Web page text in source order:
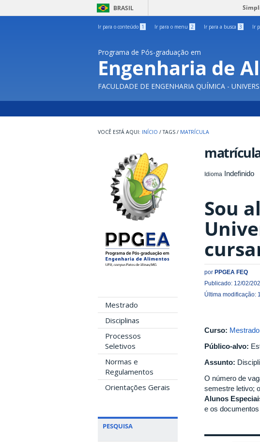
BRASIL
Ir para o conteúdo 1 Ir para o menu 2 Ir para a busca 3 Ir
Programa de Pós-graduação em
Engenharia de
FACULDADE DE ENGENHARIA QUÍMICA -
INÍCIO / TAGS / MATRÍCULA
Mestrado
Disciplinas
Processos
Seletivos
Normas e
Regulamentos
Orientações Gerais
PESQUISA
Idioma Indefinido
Sou
por PPGEA FEQ
Publicado: 12/02/
Última modificação:
Curso:
Público-alvo:
Assunto:
O número de
semestre letivo;
Alunos
e os